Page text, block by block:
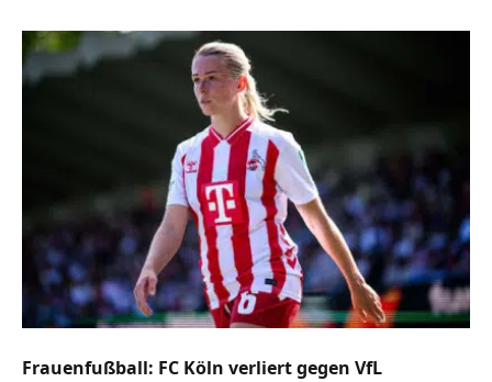
Frauenfußball: FC Köln verliert gegen VfL